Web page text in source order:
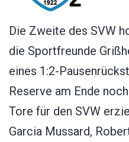
Die Zweite des SVW
die Sportfreunde
eines 1:2-
Reserve am Ende
Tore für den SVW
Garcia Mussard,